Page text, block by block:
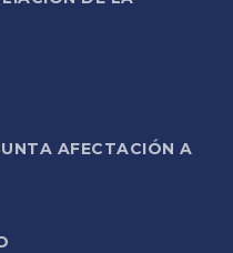
AFECTACIÓN A